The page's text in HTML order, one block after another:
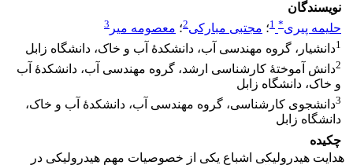
نویسندگان
حلیمه پیری*
1؛ مجتبی مبارکی2؛ معصومه میر 3
1دانشیار، گروه مهندسی آب، دانشکدۀ آب و خاک، دانشگاه زابل
2دانش‏ آموختۀ کارشناسی ارشد، گروه مهندسی آب، دانشکدۀ آب
و خاک، دانشگاه زابل
3دانشجوی کارشناسی، گروه مهندسی آب، دانشکدۀ آب و خاک،
دانشگاه زابل
چکیده
هدایت هیدرولیکی اشباع یکی از خصوصیات مهم هیدرولیکی در